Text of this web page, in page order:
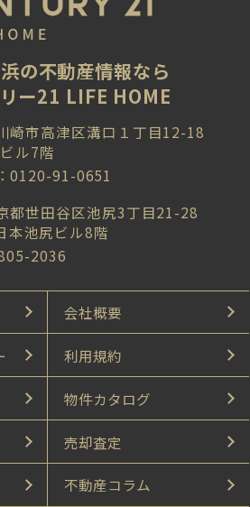
の不動産情報なら
ー21 LIFE HOME
崎市高津区溝口１丁目12-18
ル7階
0120-91-0651
都世田谷区池尻3丁目21-28
本池尻ビル8階
2036
会社概要
利用規約
物件カタログ
売却査定
不動産コラム